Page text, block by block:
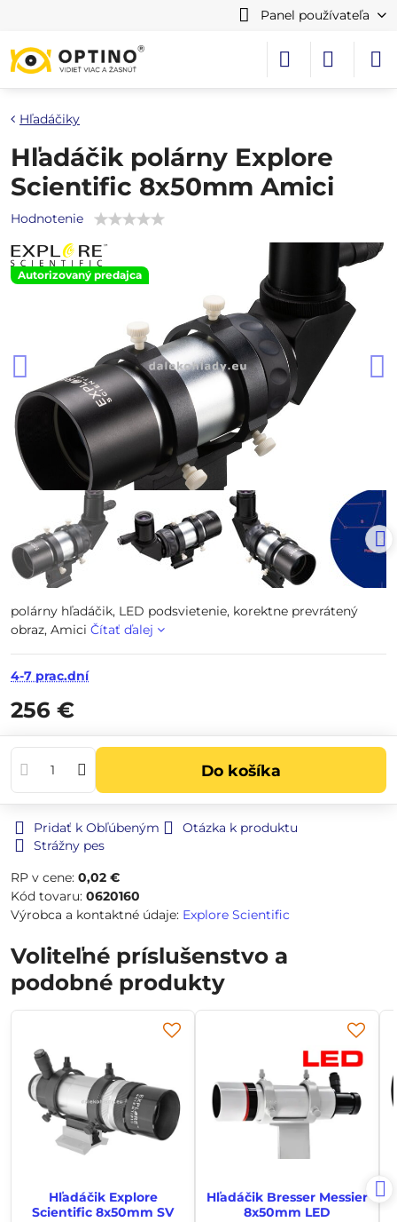
Panel používateľa
Autorizovaný predajca
Hľadáčiky
Hľadáčik polárny Explore
Scientific 8x50mm Amici
Hodnotenie
polárny hľadáčik, LED podsvietenie, korektne prevrátený
obraz, Amici Čítať ďalej
4-7 prac.dní
256 €
Do košíka
Pridať k Obľúbeným
Otázka k produktu
Strážny pes
RP v cene: 0,02 €
Kód tovaru: 0620160
Výrobca a kontaktné údaje: Explore Scientific
Voliteľné príslušenstvo a
podobné produkty
Hľadáčik Explore
Scientific 8x50mm SV
Hľadáčik Bresser Messier
8x50mm LED